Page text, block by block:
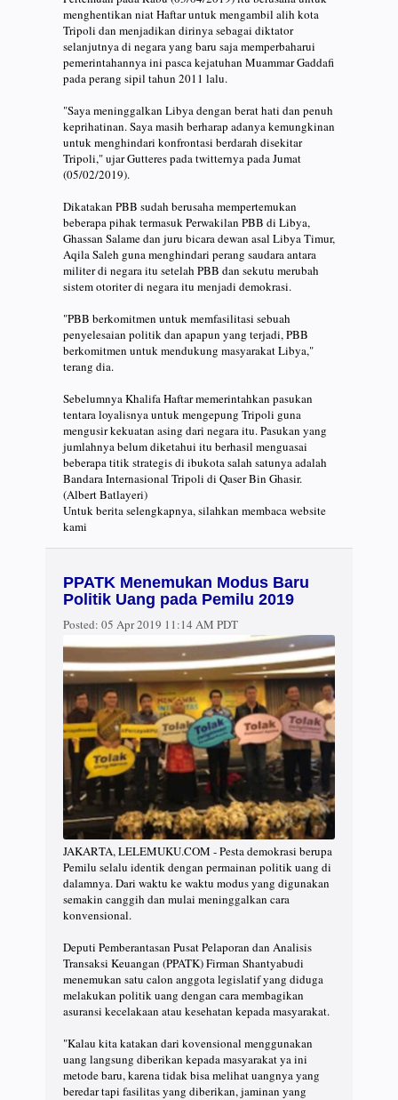
menghentikan niat Haftar untuk mengambil alih kota
Tripoli dan menjadikan dirinya sebagai diktator
selanjutnya di negara yang baru saja memperbaharui
pemerintahannya ini pasca kejatuhan Muammar Gaddafi
pada perang sipil tahun 2011 lalu.
"Saya meninggalkan Libya dengan berat hati dan penuh
keprihatinan. Saya masih berharap adanya kemungkinan
untuk menghindari konfrontasi berdarah disekitar
Tripoli," ujar Gutteres pada twitternya pada Jumat
(05/02/2019).
Dikatakan PBB sudah berusaha mempertemukan
beberapa pihak termasuk Perwakilan PBB di Libya,
Ghassan Salame dan juru bicara dewan asal Libya Timur,
Aqila Saleh guna menghindari perang saudara antara
militer di negara itu setelah PBB dan sekutu merubah
sistem otoriter di negara itu menjadi demokrasi.
"PBB berkomitmen untuk memfasilitasi sebuah
penyelesaian politik dan apapun yang terjadi, PBB
berkomitmen untuk mendukung masyarakat Libya,"
terang dia.
Sebelumnya Khalifa Haftar memerintahkan pasukan
tentara loyalisnya untuk mengepung Tripoli guna
mengusir kekuatan asing dari negara itu. Pasukan yang
jumlahnya belum diketahui itu berhasil menguasai
beberapa titik strategis di ibukota salah satunya adalah
Bandara Internasional Tripoli di Qaser Bin Ghasir.
(Albert Batlayeri)
Untuk berita selengkapnya, silahkan membaca website
kami
PPATK Menemukan Modus Baru
Politik Uang pada Pemilu 2019
Posted: 05 Apr 2019 11:14 AM PDT
JAKARTA, LELEMUKU.COM - Pesta demokrasi berupa
Pemilu selalu identik dengan permainan politik uang di
dalamnya. Dari waktu ke waktu modus yang digunakan
semakin canggih dan mulai meninggalkan cara
konvensional.
Deputi Pemberantasan Pusat Pelaporan dan Analisis
Transaksi Keuangan (PPATK) Firman Shantyabudi
menemukan satu calon anggota legislatif yang diduga
melakukan politik uang dengan cara membagikan
asuransi kecelakaan atau kesehatan kepada masyarakat.
"Kalau kita katakan dari kovensional menggunakan
uang langsung diberikan kepada masyarakat ya ini
metode baru, karena tidak bisa melihat uangnya yang
beredar tapi fasilitas yang diberikan, jaminan yang